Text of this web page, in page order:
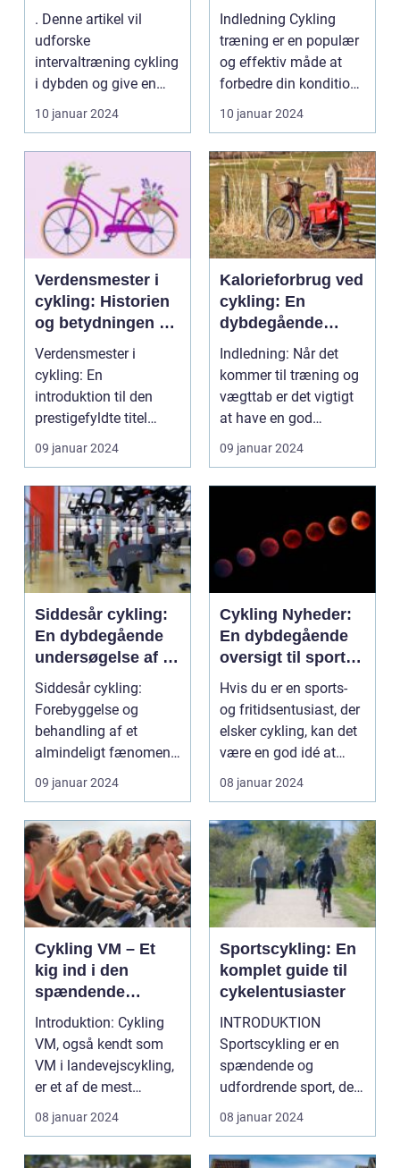
træningsmetode
indenfor cykling,
da det er en
effektiv måde at
forbedre
kondition, styrke
og udholdenhed
. Denne artikel vil
udforske
intervaltræning cykling
i dybden og give en
omfattende oversigt
over, h...
10 januar 2024
træningsentusiast
er
Indledning Cykling
træning er en populær
og effektiv måde at
forbedre din kondition,
styrke og udho...
10 januar 2024
Verdensmester i
cykling: Historien
og betydningen af
det prestigefyldte
Verdensmester i
cykling: En
introduktion til den
prestigefyldte titel
Hvad er verdensmester
i cykl...
09 januar 2024
Kalorieforbrug ved
cykling: En
dybdegående
analyse
Indledning: Når det
kommer til træning og
vægttab er det vigtigt
at have en god
forståelse af, hvord...
09 januar 2024
Siddesår cykling:
En dybdegående
undersøgelse af et
udbredt problem
Siddesår cykling:
Forebyggelse og
behandling af et
almindeligt fænomen
Introduktion: Siddesår
cykli...
09 januar 2024
Cykling Nyheder:
En dybdegående
oversigt til sports-
og
fritidsentusiaster
Hvis du er en sports-
og fritidsentusiast, der
elsker cykling, kan det
være en god idé at
følge med ...
08 januar 2024
Cykling VM – Et
kig ind i den
spændende
verden af
professionel
cykling
Introduktion: Cykling
VM, også kendt som
VM i landevejscykling,
er et af de mest
prestigefyldte arra...
08 januar 2024
Sportscykling: En
komplet guide til
cykelentusiaster
INTRODUKTION
Sportscykling er en
spændende og
udfordrende sport, der
tiltrækker et bredt
spektrum af...
08 januar 2024